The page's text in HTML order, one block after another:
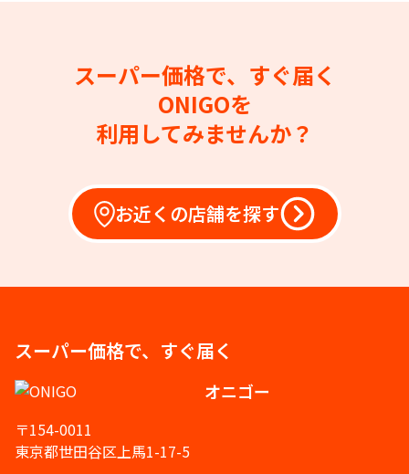
スーパー価格で、すぐ届く
ONIGOを
利用してみませんか？
お近くの店舗を探す
スーパー価格で、すぐ届く
オニゴー
〒154-0011
東京都世田谷区上馬1-17-5